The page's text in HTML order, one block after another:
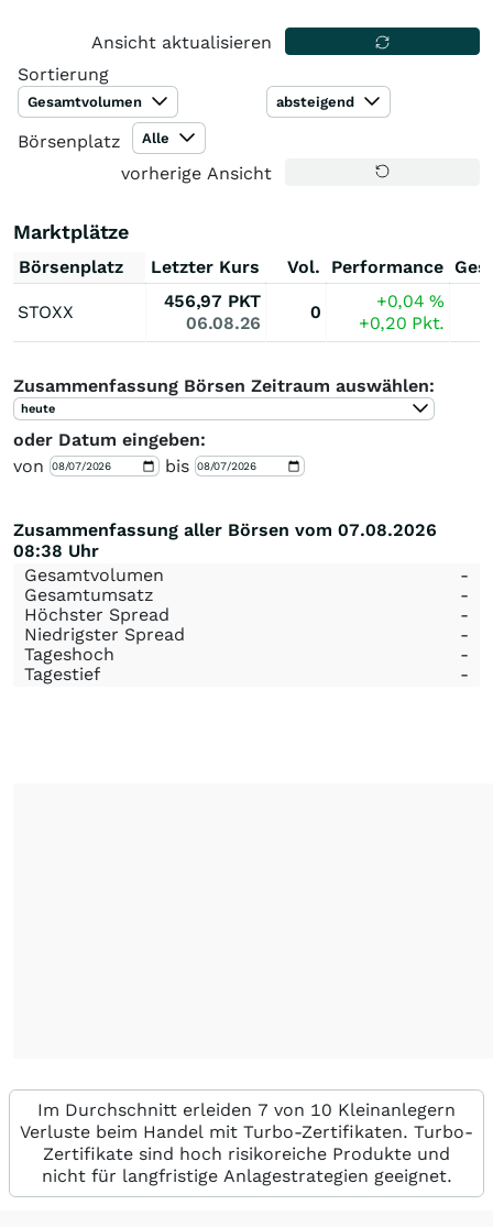
Ansicht aktualisieren
Sortierung
Gesamtvolumen absteigend
Börsenplatz Alle
vorherige Ansicht
Marktplätze
Börsenplatz Letzter Kurs Vol. Performance
STOXX
456,97 PKT
06.08.26
0
+0,04%
+0,20 Pkt.
Zusammenfassung Börsen Zeitraum auswählen:
heute
oder Datum eingeben:
von
bis
Zusammenfassung aller Börsen vom 07.08.2026
08:38 Uhr
Gesamtvolumen
-
Gesamtumsatz
-
Höchster Spread
-
Niedrigster Spread
-
Tageshoch
-
Tagestief
-
Im Durchschnitt erleiden 7 von 10 Kleinanlegern
Verluste beim Handel mit Turbo-Zertifikaten. Turbo-
Zertifikate sind hoch risikoreiche Produkte und
nicht für langfristige Anlagestrategien geeignet.